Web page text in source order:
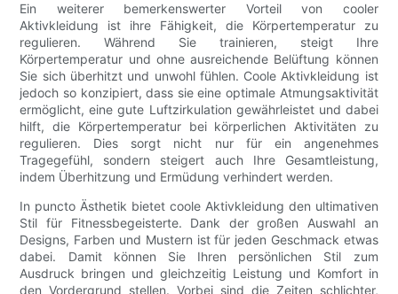
Ein weiterer bemerkenswerter Vorteil von cooler
Aktivkleidung ist ihre Fähigkeit, die Körpertemperatur zu
regulieren. Während Sie trainieren, steigt Ihre
Körpertemperatur und ohne ausreichende Belüftung können
Sie sich überhitzt und unwohl fühlen. Coole Aktivkleidung ist
jedoch so konzipiert, dass sie eine optimale Atmungsaktivität
ermöglicht, eine gute Luftzirkulation gewährleistet und dabei
hilft, die Körpertemperatur bei körperlichen Aktivitäten zu
regulieren. Dies sorgt nicht nur für ein angenehmes
Tragegefühl, sondern steigert auch Ihre Gesamtleistung,
indem Überhitzung und Ermüdung verhindert werden.
In puncto Ästhetik bietet coole Aktivkleidung den ultimativen
Stil für Fitnessbegeisterte. Dank der großen Auswahl an
Designs, Farben und Mustern ist für jeden Geschmack etwas
dabei. Damit können Sie Ihren persönlichen Stil zum
Ausdruck bringen und gleichzeitig Leistung und Komfort in
den Vordergrund stellen. Vorbei sind die Zeiten schlichter,